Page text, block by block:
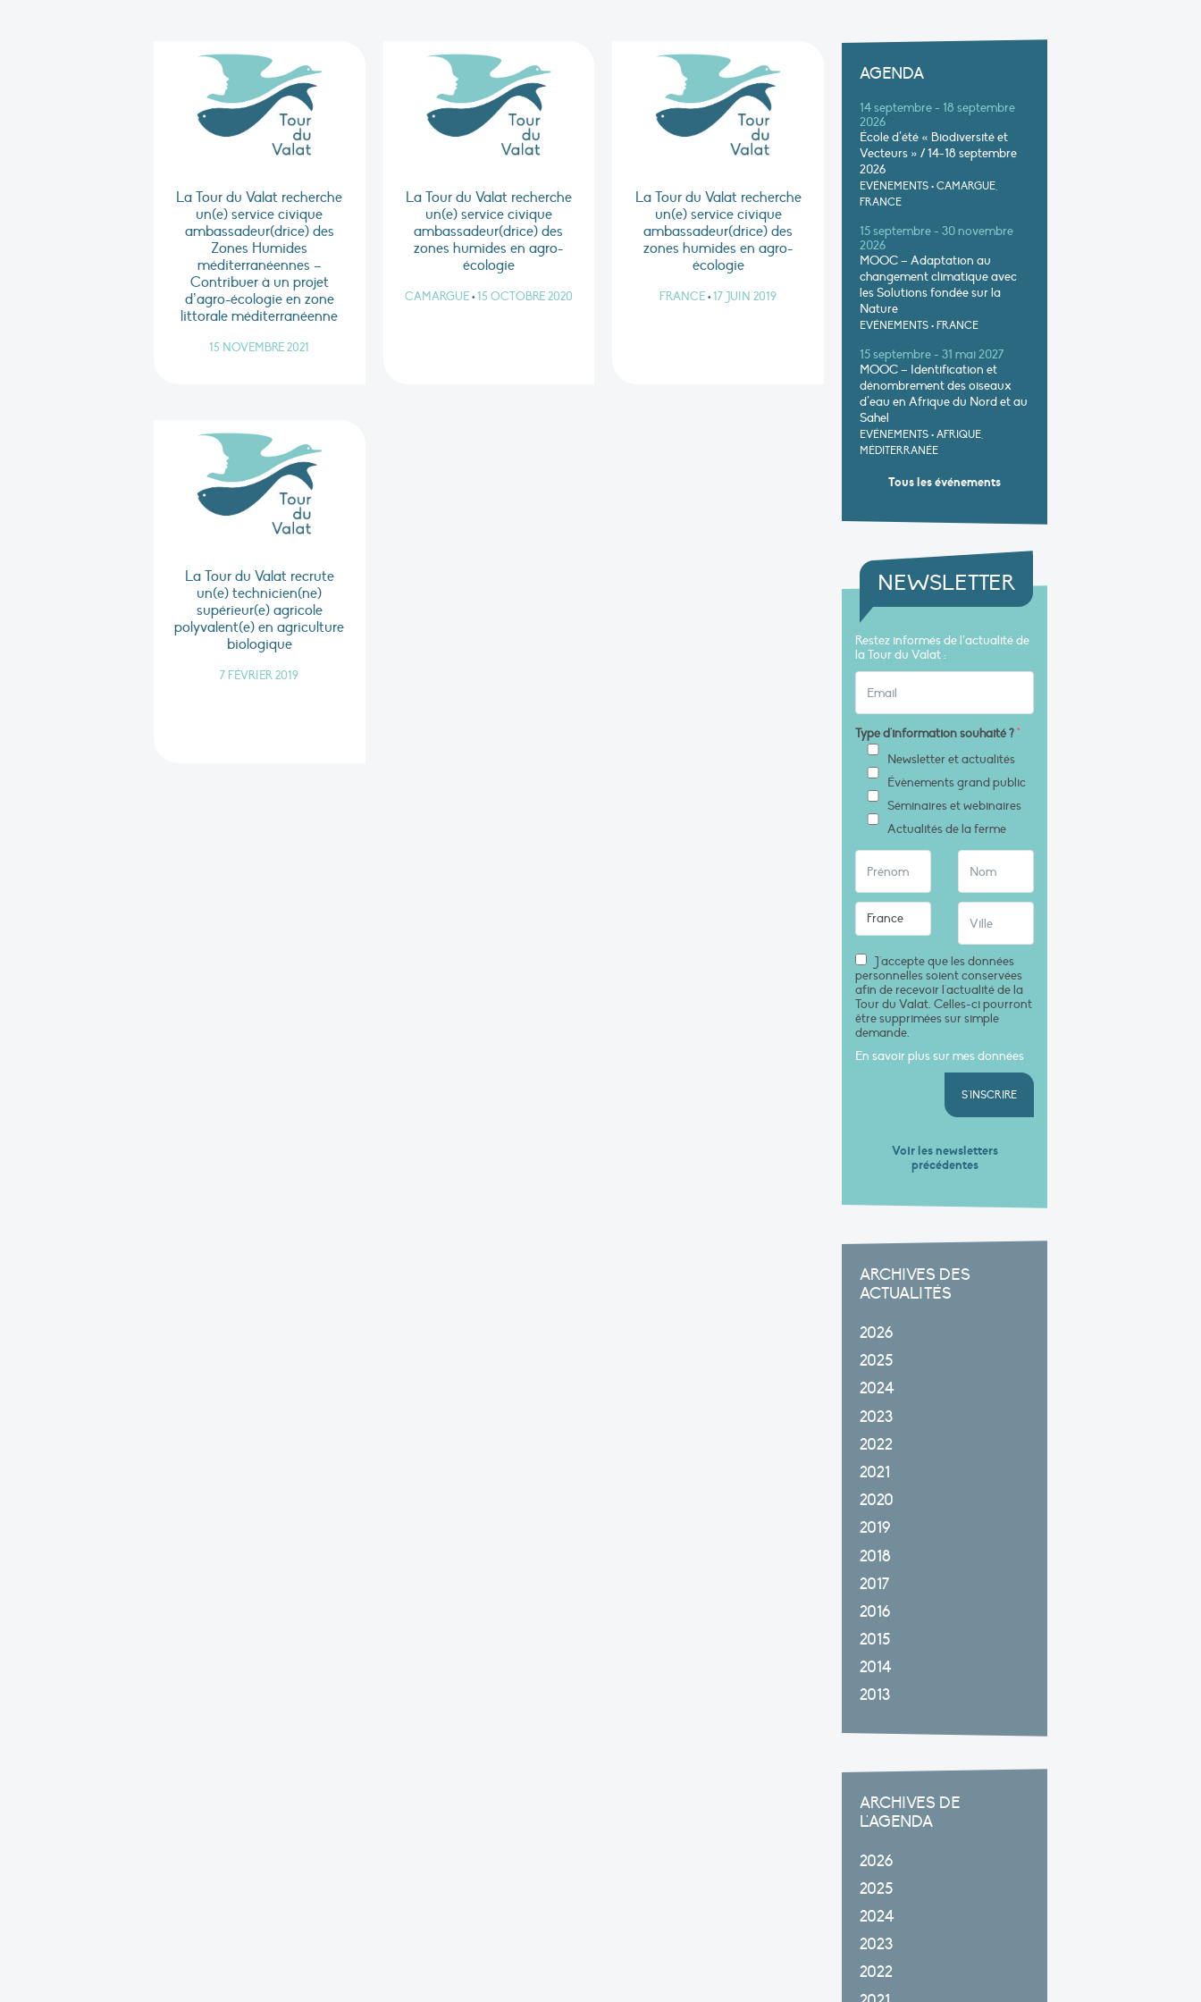
La Tour du Valat recherche
un(e) service civique
ambassadeur(drice) des
Zones Humides
méditerranéennes –
Contribuer à un projet
d’agro-écologie en zone
littorale méditerranéenne
15 NOVEMBRE 2021
La Tour du Valat recherche
un(e) service civique
ambassadeur(drice) des
zones humides en agro-
écologie
CAMARGUE•15 OCTOBRE 2020
La Tour du Valat recherche
un(e) service civique
ambassadeur(drice) des
zones humides en agro-
écologie
FRANCE•17 JUIN 2019
La Tour du Valat recrute
un(e) technicien(ne)
supérieur(e) agricole
polyvalent(e) en agriculture
biologique
7 FÉVRIER 2019
AGENDA
14 septembre - 18 septembre
2026
École d’été « Biodiversité et
Vecteurs » / 14-18 septembre
2026
EVÉNEMENTS • CAMARGUE,
FRANCE
15 septembre - 30 novembre
2026
MOOC – Adaptation au
changement climatique avec
les Solutions fondée sur la
Nature
EVÉNEMENTS • FRANCE
15 septembre - 31 mai 2027
MOOC – Identification et
dénombrement des oiseaux
d’eau en Afrique du Nord et au
Sahel
EVÉNEMENTS • AFRIQUE,
MÉDITERRANÉE
Tous les événements
NEWSLETTER
Restez informés de l’actualité de
la Tour du Valat :
Type d'information souhaité ?*
Newsletter et actualités
Évènements grand public
Séminaires et webinaires
Actualités de la ferme
J'accepte que les données
personnelles soient conservées
afin de recevoir l'actualité de la
Tour du Valat. Celles-ci pourront
être supprimées sur simple
demande.
En savoir plus sur mes données
S'INSCRIRE
Voir les newsletters
précédentes
ARCHIVES DES
ACTUALITÉS
2026
2025
2024
2023
2022
2021
2020
2019
2018
2017
2016
2015
2014
2013
ARCHIVES DE
L'AGENDA
2026
2025
2024
2023
2022